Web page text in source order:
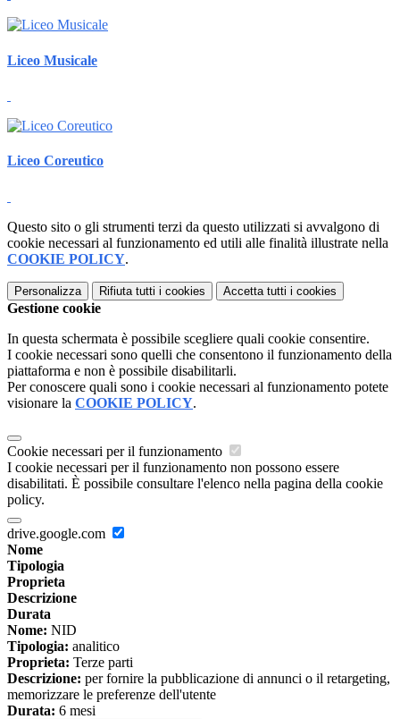
Liceo Musicale
Liceo Coreutico
Questo sito o gli strumenti terzi da questo utilizzati si avvalgono di
cookie necessari al funzionamento ed utili alle finalità illustrate nella
COOKIE POLICY.
Personalizza Rifiuta tutti i cookies Accetta tutti i cookies
Gestione cookie
In questa schermata è possibile scegliere quali cookie consentire.
I cookie necessari sono quelli che consentono il funzionamento della
piattaforma e non è possibile disabilitarli.
Per conoscere quali sono i cookie necessari al funzionamento potete
visionare la COOKIE POLICY.
Cookie necessari per il funzionamento
I cookie necessari per il funzionamento non possono essere
disabilitati. È possibile consultare l'elenco nella pagina della cookie
policy.
drive.google.com
Nome
Tipologia
Proprieta
Descrizione
Durata
Nome: NID
Tipologia: analitico
Proprieta: Terze parti
Descrizione: per fornire la pubblicazione di annunci o il retargeting,
memorizzare le preferenze dell'utente
Durata: 6 mesi